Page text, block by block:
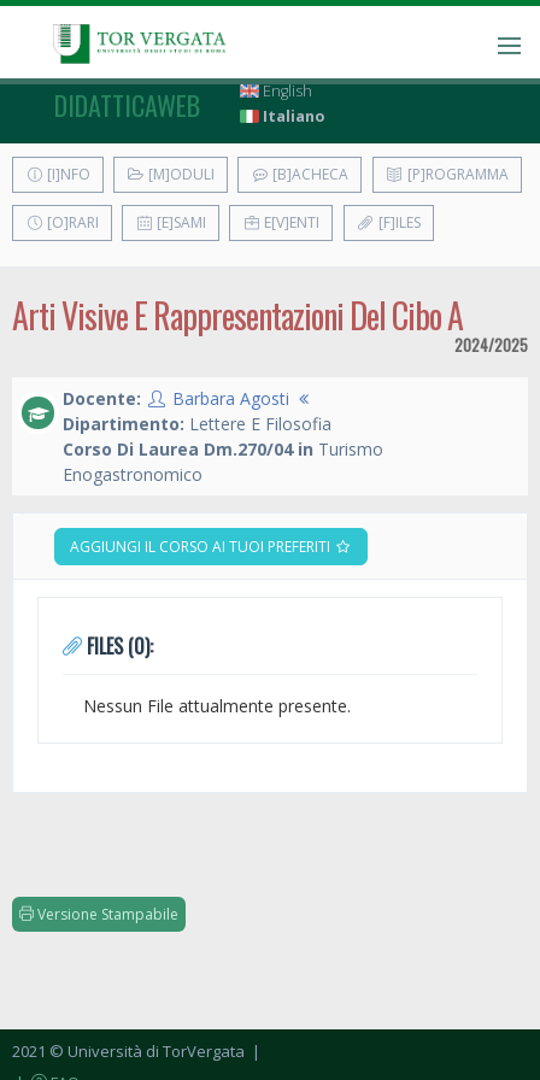
DIDATTICAWEB
English
Italiano
[I]NFO [M]ODULI [B]ACHECA [P]ROGRAMMA
[O]RARI [E]SAMI E[V]ENTI [F]ILES
Arti Visive E Rappresentazioni Del Cibo A
2024/2025
Docente:
Barbara Agosti
Dipartimento: Lettere E Filosofia
Corso Di Laurea Dm.270/04 in Turismo
Enogastronomico
AGGIUNGI IL CORSO AI TUOI PREFERITI
FILES (0):
Nessun File attualmente presente.
Versione Stampabile
2021 © Università di TorVergata |